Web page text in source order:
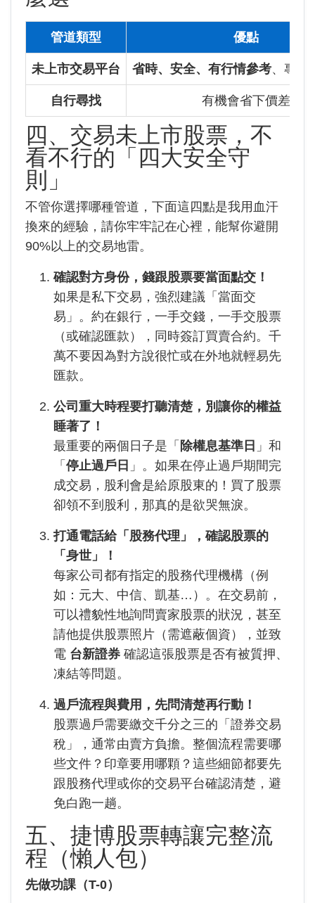
管道類型 優點
未上市交易平台 省時、安全、有行情參考、專人
自行尋找 有機會省下價差
四、交易未上市股票，不
看不行的「四大安全守
則」
不管你選擇哪種管道，下面這四點是我用血汗
換來的經驗，請你牢牢記在心裡，能幫你避開
90%以上的交易地雷。
確認對方身份，錢跟股票要當面點交！
如果是私下交易，強烈建議「當面交
易」。約在銀行，一手交錢，一手交股票
（或確認匯款），同時簽訂買賣合約。千
萬不要因為對方說很忙或在外地就輕易先
匯款。
公司重大時程要打聽清楚，別讓你的權益
睡著了！
最重要的兩個日子是「 除權息基準日 」和
「 停止過戶日 」。如果在停止過戶期間完
成交易，股利會是給原股東的！買了股票
卻領不到股利，那真的是欲哭無淚。
打通電話給「股務代理」，確認股票的
「身世」！
每家公司都有指定的股務代理機構（例
如：元大、中信、凱基…）。在交易前，
可以禮貌性地詢問賣家股票的狀況，甚至
請他提供股票照片（需遮蔽個資），並致
電 台新證券 確認這張股票是否有被質押、
凍結等問題。
過戶流程與費用，先問清楚再行動！
股票過戶需要繳交千分之三的「證券交易
稅」，通常由賣方負擔。整個流程需要哪
些文件？印章要用哪顆？這些細節都要先
跟股務代理或你的交易平台確認清楚，避
免白跑一趟。
五、捷博股票轉讓完整流
程（懶人包）
先做功課（T-0）